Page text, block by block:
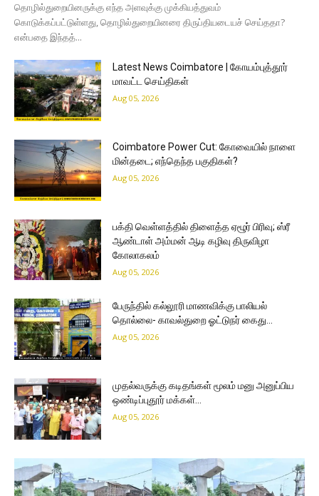
தொழில்துறையினருக்கு எந்த அளவுக்கு முக்கியத்துவம்
கொடுக்கப்பட்டுள்ளது, தொழில்துறையினரை திருப்தியடையச் செய்ததா?
என்பதை இந்தத்...
Latest News Coimbatore | கோயம்புத்தூர்
மாவட்ட செய்திகள்
Aug 05, 2026
Coimbatore Power Cut: கோவையில் நாளை
மின்தடை; எந்தெந்த பகுதிகள்?
Aug 05, 2026
பக்தி வெள்ளத்தில் திளைத்த ஏழூர் பிரிவு; ஸ்ரீ
ஆண்டாள் அம்மன் ஆடி கழிவு திருவிழா
கோலாகலம்
Aug 05, 2026
பேருந்தில் கல்லூரி மாணவிக்கு பாலியல்
தொல்லை- காவல்துறை ஓட்டுநர் கைது…
Aug 05, 2026
முதல்வருக்கு கடிதங்கள் மூலம் மனு அனுப்பிய
ஒண்டிப்புதூர் மக்கள்…
Aug 05, 2026